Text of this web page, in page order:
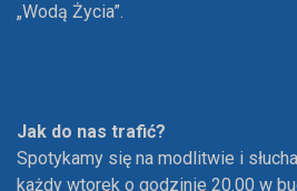
„Wodą Życia”.
Jak do nas trafić?
Spotykamy się na modlitwie i
każdy wtorek o godzinie 20.00 w